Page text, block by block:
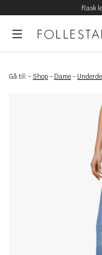
Rask
Gå til: – Shop – Dame –